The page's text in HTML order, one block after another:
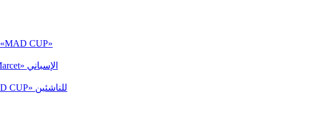
«أهلي 2011» يخسر أمام سان روكي الإسباني في ربع نهائي بطولة «MAD CUP»
«أهلي 2011» يتأهل لربع نهائي بطولة «MAD CUP» بالفوز على «Marcet» الإسباني
«أهلي 2011» يفوز على أتلتيكو مدريد بثلاثية نظيفة في بطولة «MAD CUP» للناشئين